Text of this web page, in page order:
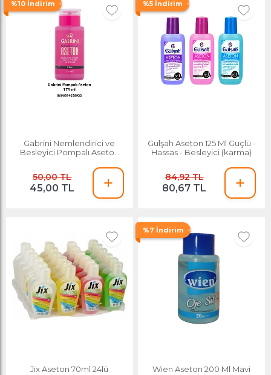
%10 İndirim
Gabrini Nemlendirici ve
Besleyici Pompalı Aseton
50,00 TL
45,00 TL
%5 İndirim
Gülşah Aseton 125 Ml Güçlü -
Hassas - Besleyici (karma)
84,92 TL
80,67 TL
Jix Aseton 70ml 24lü
%7 İndirim
Wien Aseton 200 Ml Mavi